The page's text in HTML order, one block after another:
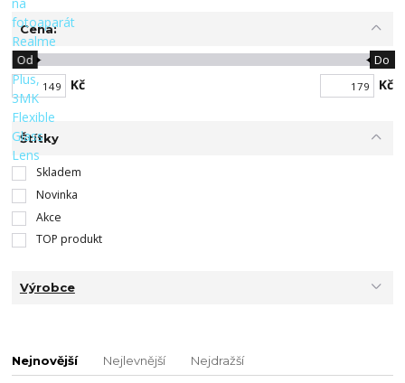
Cena:
Kč
Od Do
Kč
Štítky
Skladem
Novinka
Akce
TOP produkt
Výrobce
Nejnovější Nejlevnější Nejdražší